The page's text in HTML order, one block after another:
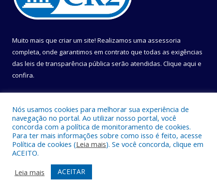
Muito mais que criar um site! Realizamos uma assessoria
completa, onde garantimos em contrato que todas as exigências
das leis de transparência pública serão atendidas. Clique aqui e
confira.
Todos os direitos reservados a Câmara Municipal de Belém.
Mapa do Site
Acessar Área Administrativa
Acessar Webmail
Nós usamos cookies para melhorar sua experiência de
navegação no portal. Ao utilizar nosso portal, você
concorda com a política de monitoramento de cookies.
Para ter mais informações sobre como isso é feito, acesse
Política de cookies (Leia mais). Se você concorda, clique em
ACEITO.
Leia mais
ACEITAR